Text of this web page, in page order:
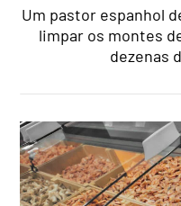
Um pastor espanhol
limpar os montes
dezenas